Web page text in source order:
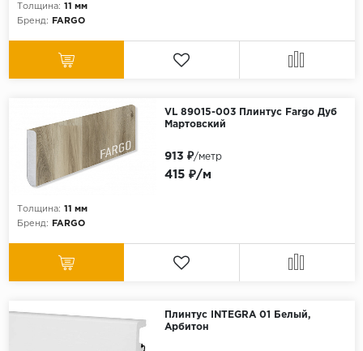
Толщина: 11 мм
Бренд:
FARGO
VL 89015-003 Плинтус Fargo Дуб
Мартовский
Толщина: 11 мм
Бренд:
FARGO
415 ₽/м
913 ₽/метр
Плинтус INTEGRA 01 Белый,
Арбитон